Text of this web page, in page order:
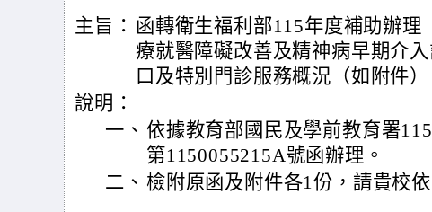
主旨： 函轉衛生福利部115年度補助辦理
療就醫障礙改善及精神病早期介
口及特別門診服務概況（如附件）
說明：
一、 依據教育部國民及學前教育署
第1150055215A號函辦理。
二、 檢附原函及附件各1份，請貴校